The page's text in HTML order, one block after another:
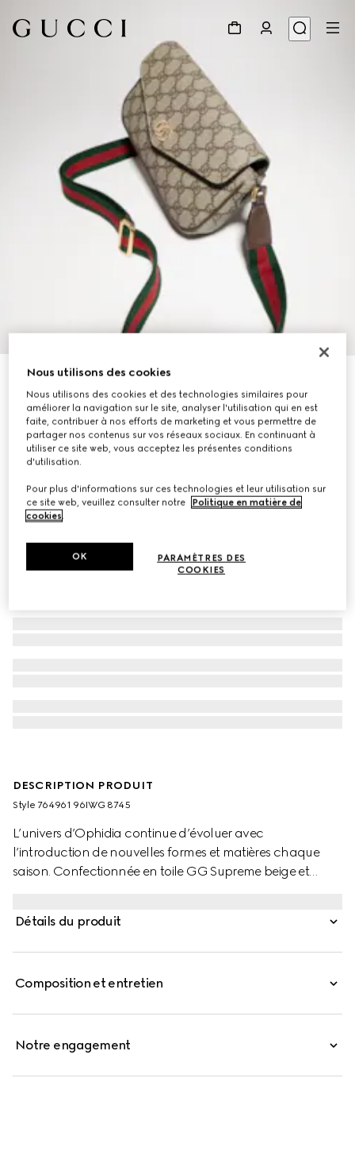
Pochette Ophidia
CHF 890
Déclinaisons toile Supreme coloris beige et ébène
DESCRIPTION PRODUIT
Style ‎764961 96IWG 8745
L’univers d’Ophidia continue d’évoluer avec
l’introduction de nouvelles formes et matières chaque
saison. Confectionnée en toile GG Supreme beige et
Détails du produit
Composition et entretien
Notre engagement
Nous utilisons des cookies
Nous utilisons des cookies et des technologies similaires pour
améliorer la navigation sur le site, analyser l'utilisation qui en est
faite, contribuer à nos efforts de marketing et vous permettre de
partager nos contenus sur vos réseaux sociaux. En continuant à
utiliser ce site web, vous acceptez les présentes conditions
d'utilisation.
Pour plus d'informations sur ces technologies et leur utilisation sur
ce site web, veuillez consulter notre
Politique en matière de
cookies.
PARAMÈTRES DES
COOKIES
OK